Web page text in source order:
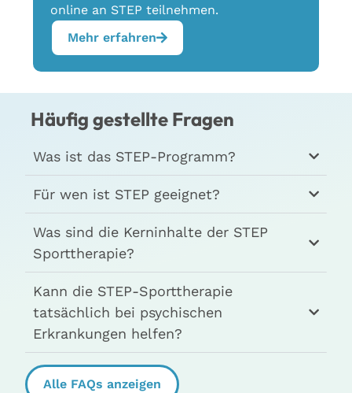
online an STEP teilnehmen.
Mehr erfahren
Häufig gestellte Fragen
Was ist das STEP-Programm?
Für wen ist STEP geeignet?
Was sind die Kerninhalte der STEP
Sporttherapie?
Kann die STEP-Sporttherapie
tatsächlich bei psychischen
Erkrankungen helfen?
Alle FAQs anzeigen